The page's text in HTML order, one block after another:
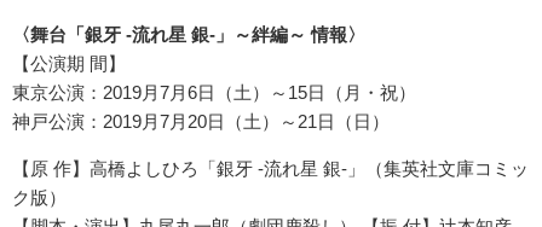
〈舞台「銀牙 -流れ星 銀-」～絆編～ 情報〉
【公演期 間】
東京公演：2019月7月6日（土）～15日（月・祝）
神戸公演：2019月7月20日（土）～21日（日）
【原 作】高橋よしひろ「銀牙 -流れ星 銀-」（集英社文庫コミッ
ク版）